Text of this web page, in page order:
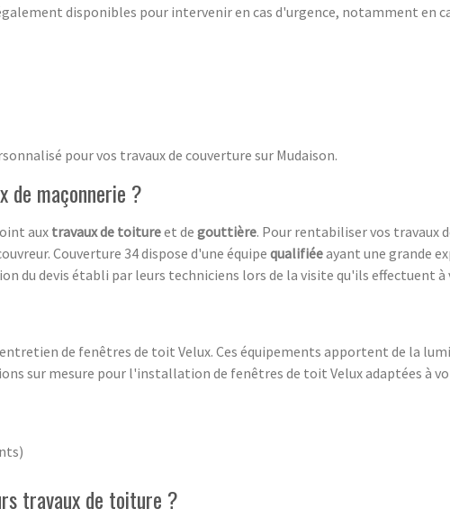
disponibles pour intervenir en cas d'urgence, notamment en
pour vos travaux de couverture sur Mudaison.
de maçonnerie ?
aux travaux de toitureet de gouttière. Pour rentabiliser vos travaux
Couverture 34 dispose d'une équipe qualifiéeayant une grande
du devis établi par leurs techniciens lors de la visite qu'ils effectuent
de fenêtres de toit Velux. Ces équipements apportent de la
sur mesure pour l'installation de fenêtres de toit Velux adaptées à
travaux de toiture ?